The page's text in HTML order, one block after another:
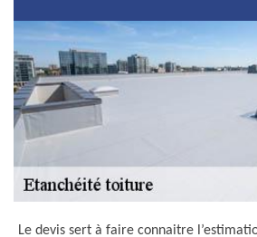
Le devis sert à faire connaitre